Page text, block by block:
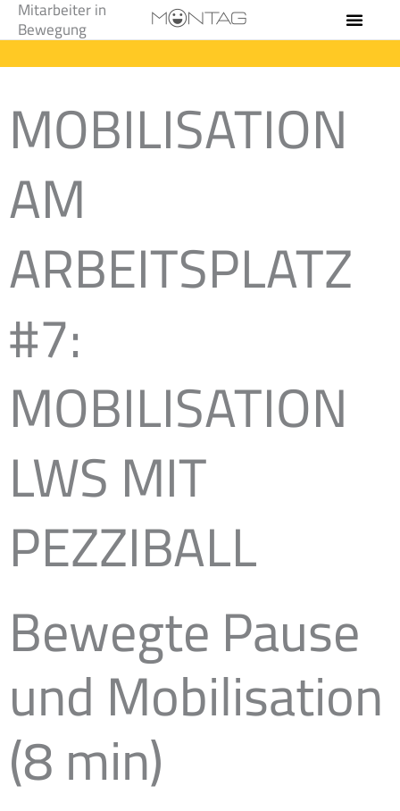
Zum
Inhalt
springen
Mitarbeiter in
Bewegung
MOBILISATION
AM
ARBEITSPLATZ
#7:
MOBILISATION
LWS MIT
PEZZIBALL
Bewegte Pause
und Mobilisation
(8 min)